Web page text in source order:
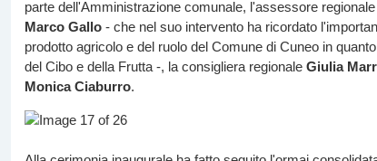
parte dell'Amministrazione comunale, l'assessore
Marco Gallo - che nel suo intervento ha ricordato
prodotto agricolo e del ruolo del Comune di Cuneo in
del Cibo e della Frutta -, la consigliera regionale Giulia
Monica Ciaburro.